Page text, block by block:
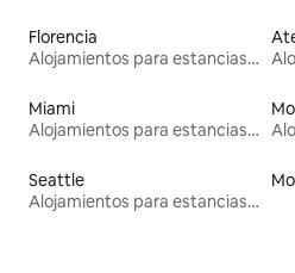
Florencia
Alojamientos para estancias largas
Miami
Alojamientos para estancias largas
Seattle
Alojamientos para estancias largas